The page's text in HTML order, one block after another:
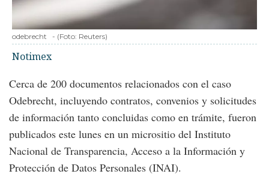
odebrecht - (Foto: Reuters)
Notimex
Cerca de 200 documentos relacionados con el caso
Odebrecht, incluyendo contratos, convenios y solicitudes
de información tanto concluidas como en trámite, fueron
publicados este lunes en un micrositio del Instituto
Nacional de Transparencia, Acceso a la Información y
Protección de Datos Personales (INAI).